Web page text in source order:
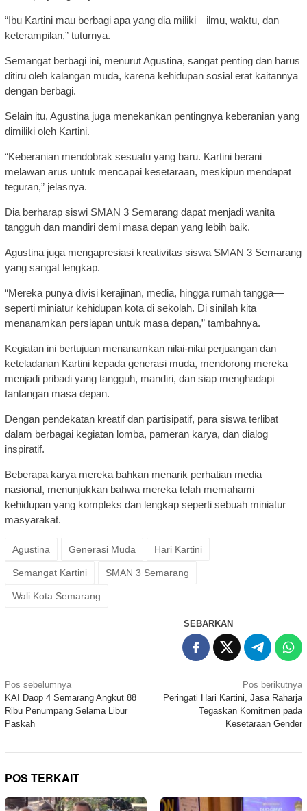
“Ibu Kartini mau berbagi apa yang dia miliki—ilmu, waktu, dan
keterampilan,” tuturnya.
Semangat berbagi ini, menurut Agustina, sangat penting dan harus
ditiru oleh kalangan muda, karena kehidupan sosial erat kaitannya
dengan berbagi.
Selain itu, Agustina juga menekankan pentingnya keberanian yang
dimiliki oleh Kartini.
“Keberanian mendobrak sesuatu yang baru. Kartini berani
melawan arus untuk mencapai kesetaraan, meskipun mendapat
teguran,” jelasnya.
Dia berharap siswi SMAN 3 Semarang dapat menjadi wanita
tangguh dan mandiri demi masa depan yang lebih baik.
Agustina juga mengapresiasi kreativitas siswa SMAN 3 Semarang
yang sangat lengkap.
“Mereka punya divisi kerajinan, media, hingga rumah tangga—
seperti miniatur kehidupan kota di sekolah. Di sinilah kita
menanamkan persiapan untuk masa depan,” tambahnya.
Kegiatan ini bertujuan menanamkan nilai-nilai perjuangan dan
keteladanan Kartini kepada generasi muda, mendorong mereka
menjadi pribadi yang tangguh, mandiri, dan siap menghadapi
tantangan masa depan.
Dengan pendekatan kreatif dan partisipatif, para siswa terlibat
dalam berbagai kegiatan lomba, pameran karya, dan dialog
inspiratif.
Beberapa karya mereka bahkan menarik perhatian media
nasional, menunjukkan bahwa mereka telah memahami
kehidupan yang kompleks dan lengkap seperti sebuah miniatur
masyarakat.
Agustina Generasi Muda Hari Kartini
Semangat Kartini SMAN 3 Semarang
Wali Kota Semarang
SEBARKAN
Navigasi
pos
Pos sebelumnya
KAI Daop 4 Semarang Angkut 88
Ribu Penumpang Selama Libur
Paskah
Pos berikutnya
Peringati Hari Kartini, Jasa Raharja
Tegaskan Komitmen pada
Kesetaraan Gender
POS TERKAIT